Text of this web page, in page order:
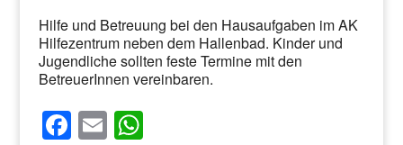
Hilfe und Betreuung bei den Hausaufgaben im AK
Hilfezentrum neben dem Hallenbad. Kinder und
Jugendliche sollten feste Termine mit den
BetreuerInnen vereinbaren.
F E W